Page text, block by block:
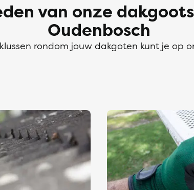
van onze
Oudenbosch
rondom jouw dakgoten kunt je op